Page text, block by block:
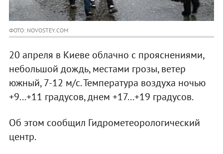
ФОТО: NOVOSTEY.COM
20 апреля в Киеве облачно с прояснениями,
небольшой дождь, местами грозы, ветер
южный, 7-12 м/с. Температура воздуха ночью
+9...+11 градусов, днем +17...+19 градусов.
Об этом сообщил Гидрометеорологический
центр.